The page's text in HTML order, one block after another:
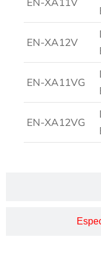
EN-XA12V
EN-XA11VG
EN-XA12VG